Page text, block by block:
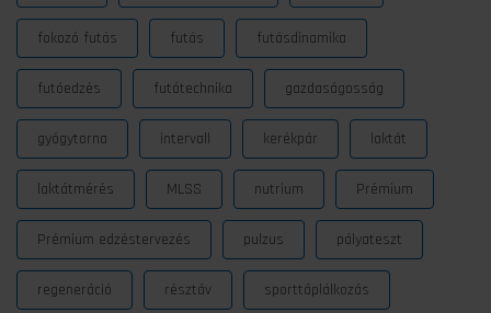
fokozó futás futás futásdinamika
futóedzés futótechnika gazdaságosság
gyógytorna intervall kerékpár laktát
laktátmérés MLSS nutrium Prémium
Prémium edzéstervezés pulzus pályateszt
regeneráció résztáv sporttáplálkozás